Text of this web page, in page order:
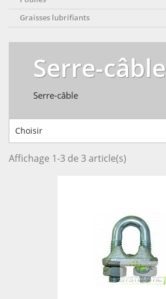
Graisses lubrifiants
Serre-câble
Serre-câble
Choisir
Affichage 1-3 de 3 article(s)